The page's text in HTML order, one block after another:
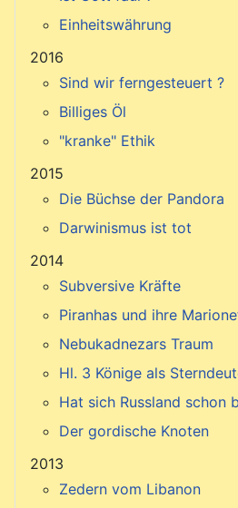
Einheitswährung
2016
Sind wir ferngesteuert ?
Billiges Öl
"kranke" Ethik
2015
Die Büchse der Pandora
Darwinismus ist tot
2014
Subversive Kräfte
Piranhas und ihre
Nebukadnezars Traum
Hl. 3 Könige als
Hat sich Russland schon
Der gordische Knoten
2013
Zedern vom Libanon